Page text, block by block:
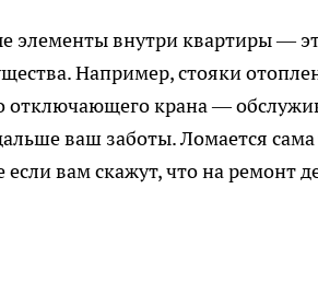
элементы внутри квартиры —
Например, стояки
крана —
ваш заботы. Ломается
вам скажут, что на ремонт